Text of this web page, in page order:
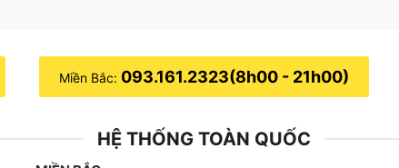
Miền Bắc: 093.161.2323(8h00 - 21h00)
HỆ THỐNG TOÀN QUỐC